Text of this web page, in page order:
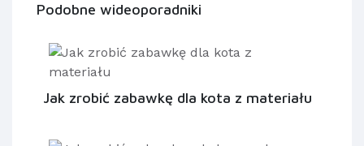
Podobne wideoporadniki
Jak zrobić zabawkę dla kota z materiału